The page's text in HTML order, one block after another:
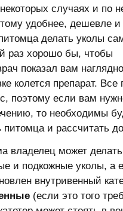
случаях и по
удобнее, дешевле
делать уколы
раз хорошо бы, чтобы
показал вам
колется препарат. Все
поэтому если вам
то необходимы
питомца и рассчитать
владелец может делать
и подкожные уколы, а
внутривенный
(если это того